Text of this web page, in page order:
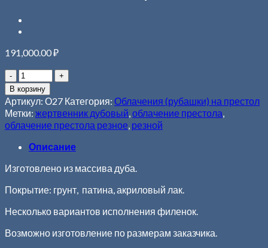
191,000.00₽
В корзину
Артикул: О27 Категория: Облачения (рубашки) на престол
Метки: жертвенник дубовый,облачение престола,
облачение престола резное, резной
Описание
Изготовлено из массива дуба.
Покрытие: грунт, патина, акриловый лак.
Несколько вариантов исполнения филенок.
Возможно изготовление по размерам заказчика.